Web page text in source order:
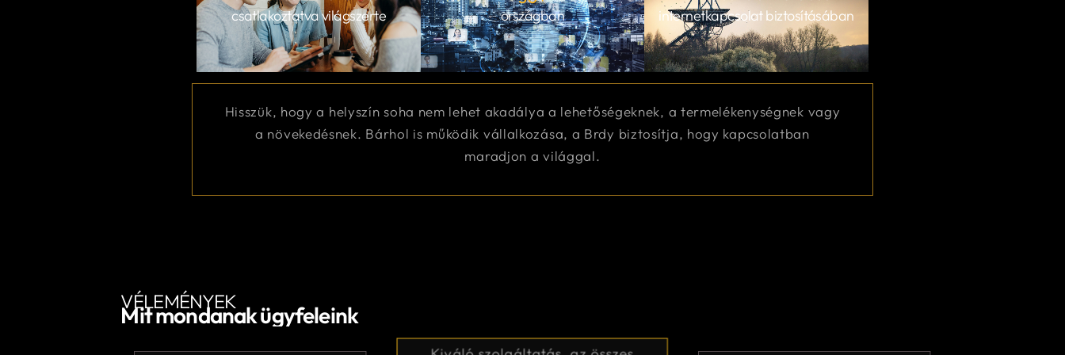
csatlakoztatva világszerte
országban
internetkapcsolat biztosításában
Hisszük, hogy a helyszín soha nem lehet akadálya a lehetőségeknek, a termelékenységnek vagy
a növekedésnek. Bárhol is működik vállalkozása, a Brdy biztosítja, hogy kapcsolatban
maradjon a világgal.
VÉLEMÉNYEK
Mit mondanak ügyfeleink